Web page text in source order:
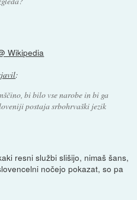
Wikipedia
:
bi bilo vse narobe in bi ga
postaja srbohrvaški jezik
resni službi slišijo, nimaš šans,
nočejo pokazat, so pa